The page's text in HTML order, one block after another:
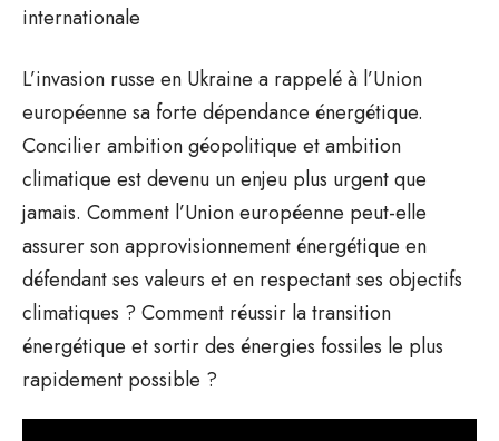
internationale
L’invasion russe en Ukraine a rappelé à l’Union
européenne sa forte dépendance énergétique.
Concilier ambition géopolitique et ambition
climatique est devenu un enjeu plus urgent que
jamais. Comment l’Union européenne peut-elle
assurer son approvisionnement énergétique en
défendant ses valeurs et en respectant ses objectifs
climatiques ? Comment réussir la transition
énergétique et sortir des énergies fossiles le plus
rapidement possible ?